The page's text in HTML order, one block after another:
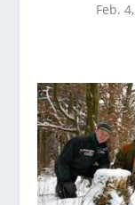
Feb.